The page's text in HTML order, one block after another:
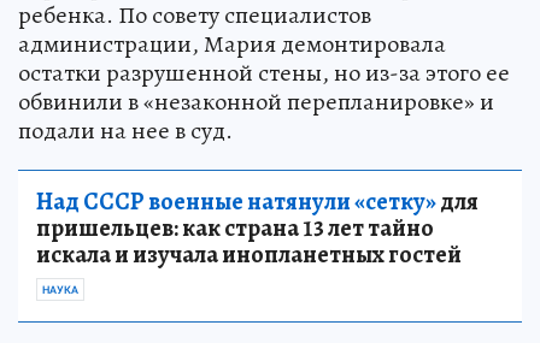
ребенка. По совету специалистов
администрации, Мария демонтировала
остатки разрушенной стены, но из-за этого ее
обвинили в «незаконной перепланировке» и
подали на нее в суд.
Над СССР военные натянули «сетку»для
пришельцев: как страна 13 лет тайно
искала и изучала инопланетных гостей
НАУКА